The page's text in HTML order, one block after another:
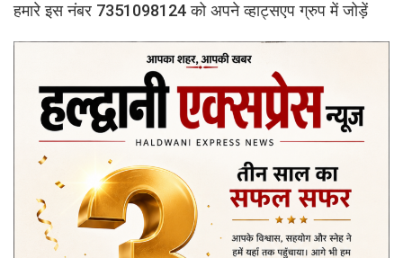
हमारे इस नंबर 7351098124 को अपने व्हाट्सएप ग्रुप में जोड़ें